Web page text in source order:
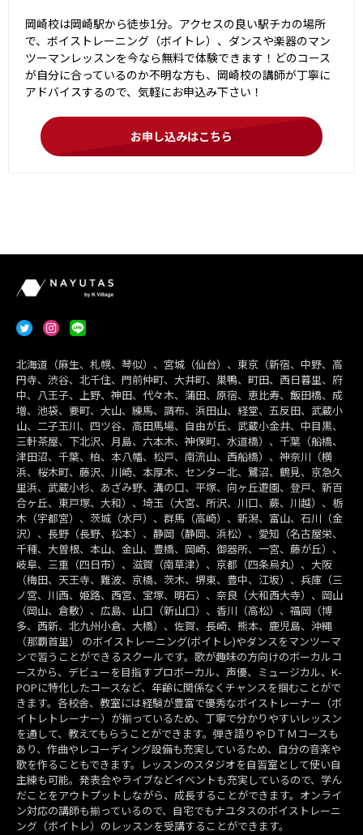
岡崎校は岡崎駅から徒歩1分。アクセスの良い駅チカの場所
で、ボイストレーニング（ボイトレ）、ダンスや楽器のマン
ツーマンレッスンを今なら無料で体験できます！どのコース
が自分に合っているのか不明な方も、岡崎校の講師が丁寧に
アドバイスするので、気軽にお申込み下さい！
お申し込みはこちら
北海道（麻生、札幌、琴似）、宮城（仙台）、東京（新宿、中野、高
円寺、渋谷、北千住、門前仲町、大井町、巣鴨、町田、西日暮里、府
中、八王子、上野、神田、代々木、蒲田、原宿、恵比寿、飯田橋、成
増、池袋、要町、大山、練馬、調布、浜田山、経堂、五反田、武蔵小
山、二子玉川、四ツ谷、高田馬場、自由が丘、武蔵小金井、中目黒、
三軒茶屋、下北沢、月島、六本木、神保町、水道橋）、千葉（船橋、
津田沼、千葉、柏、本八幡、松戸、南流山、西船橋）、神奈川（横
浜、桜木町、藤沢、川崎、本厚木、センター北、鷺沼、鶴見、京急久
里浜、武蔵小杉、あざみ野、溝の口、平塚、向ヶ丘遊園、登戸、新百
合ヶ丘、東戸塚、大和）、埼玉（大宮、所沢、川口、蕨、川越）、栃
木（宇都宮）、茨城（水戸）、群馬（高崎）、新潟、富山、石川（金
沢）、長野（長野、松本）、静岡（静岡、浜松）、愛知（名古屋栄、
千種、大曽根、本山、金山、豊橋、岡崎、御器所、一宮、藤が丘）、
岐阜、三重（四日市）、滋賀（南草津）、京都（四条烏丸）、大阪
（梅田、天王寺、難波、京橋、茨木、堺東、豊中、江坂）、兵庫（三
ノ宮、川西、姫路、西宮、宝塚、明石）、奈良（大和西大寺）、岡山
（岡山、倉敷）、広島、山口（新山口）、香川（高松）、福岡（博
多、西新、北九州小倉、大橋）、佐賀、長崎、熊本、鹿児島、沖縄
（那覇首里） のボイストレーニング(ボイトレ)やダンスをマンツーマ
ンで習うことができるスクールです。歌が趣味の方向けのボーカルコ
ースから、デビューを目指すプロボーカル、声優、ミュージカル、K-
POPに特化したコースなど、年齢に関係なくチャンスを掴むことがで
きます。各校舎、教室には経験が豊富で優秀なボイストレーナー（ボ
イトレトレーナー）が揃っているため、丁寧で分かりやすいレッスン
を通して、教えてもらうことができます。弾き語りやＤＴＭコースも
あり、作曲やレコーディング設備も充実しているため、自分の音楽や
歌を作ることもできます。レッスンのスタジオを自習室として使い自
主練も可能。発表会やライブなどイベントも充実しているので、学ん
だことをアウトプットしながら、成長することができます。オンライ
ン対応の講師も揃っているので、自宅でもナユタスのボイストレーニ
ング（ボイトレ）のレッスンを受講することができます。